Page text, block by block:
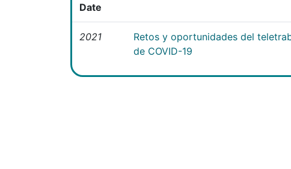
Date
2021
Retos y oportunidades del
de COVID-19